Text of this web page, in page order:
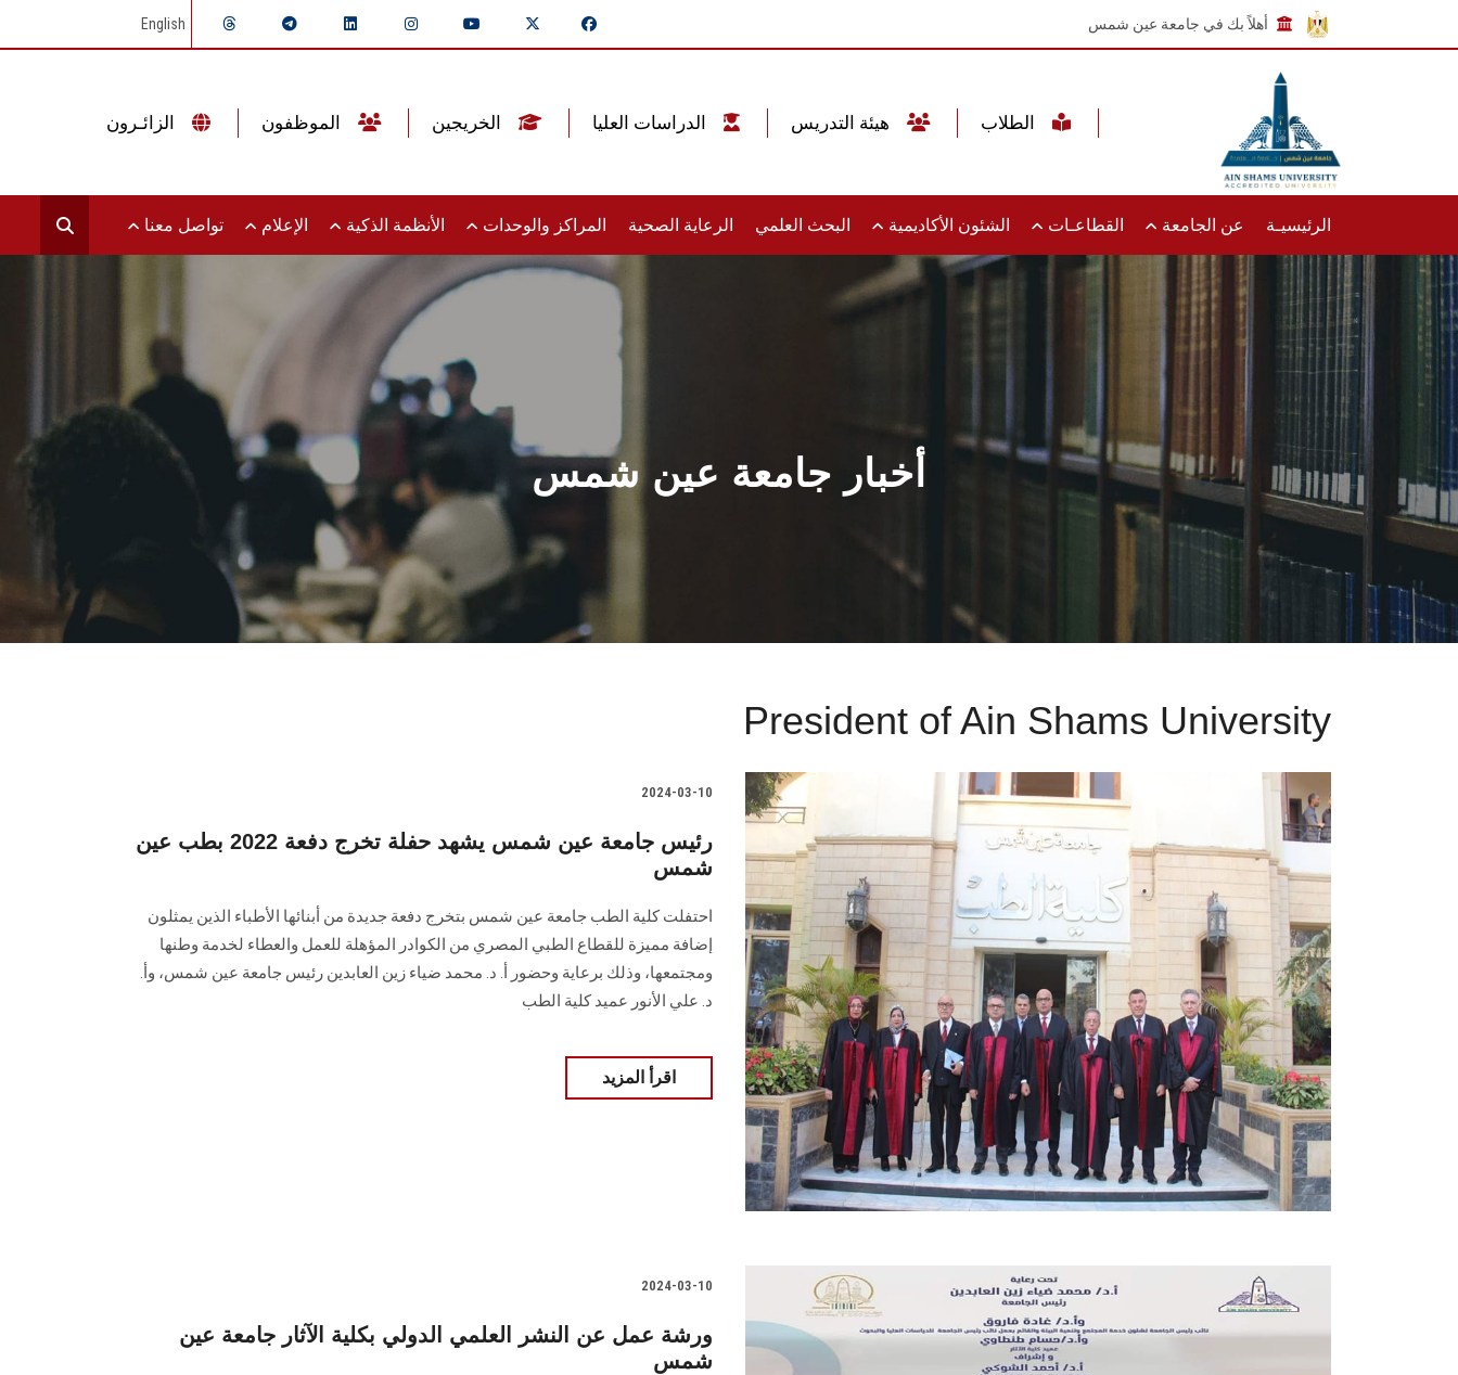
أهلاً بك في جامعة عين شمس English
الرئيسيـة عن الجامعة القطاعـات الشئون الأكاديمية البحث العلمي الرعاية الصحية المراكز والوحدات الأنظمة الذكية الإعلام تواصل معنا
أخبار جامعة عين شمس
President of Ain Shams University
2024-03-10
رئيس جامعة عين شمس يشهد حفلة تخرج دفعة 2022 بطب عين
شمس
احتفلت كلية الطب جامعة عين شمس بتخرج دفعة جديدة من أبنائها الأطباء الذين يمثلون
إضافة ‏مميزة للقطاع الطبي المصري من الكوادر المؤهلة للعمل والعطاء لخدمة وطنها
ومجتمعها، وذلك ‏برعاية وحضور أ. د. محمد ضياء زين العابدين رئيس جامعة عين شمس، وأ.
د. علي الأنور ‏عميد كلية الطب ‏
اقرأ المزيد
2024-03-10
ورشة عمل عن النشر العلمي الدولي بكلية الآثار جامعة عين
شمس